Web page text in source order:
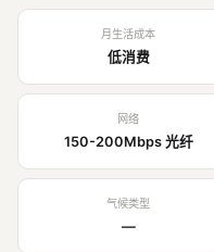
月生活成本
低消费
网络
150-200Mbps 光纤
气候类型
—